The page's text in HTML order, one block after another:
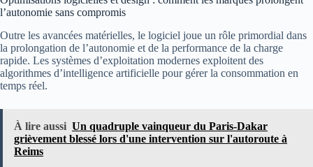
l’autonomie sans compromis
Outre les avancées matérielles, le logiciel joue un rôle primordial dans
la prolongation de l’autonomie et de la performance de la charge
rapide. Les systèmes d’exploitation modernes exploitent des
algorithmes d’intelligence artificielle pour gérer la consommation en
temps réel.
À lire aussi Un quadruple vainqueur du Paris-Dakar
grièvement blessé lors d'une intervention sur l'autoroute à
Reims